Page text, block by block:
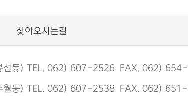
찾아오시는길
선동) TEL. 062) 607-2526 FAX. 062)
월동) TEL. 062) 607-2538 FAX. 062)